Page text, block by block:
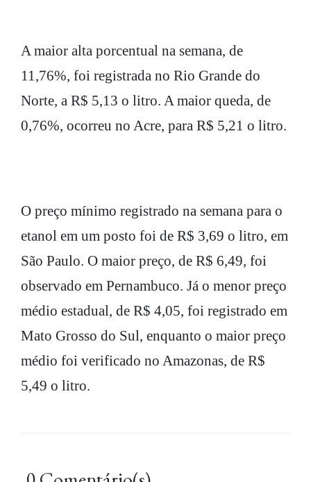
A maior alta porcentual na semana, de
11,76%, foi registrada no Rio Grande do
Norte, a R$ 5,13 o litro. A maior queda, de
0,76%, ocorreu no Acre, para R$ 5,21 o litro.
O preço mínimo registrado na semana para o
etanol em um posto foi de R$ 3,69 o litro, em
São Paulo. O maior preço, de R$ 6,49, foi
observado em Pernambuco. Já o menor preço
médio estadual, de R$ 4,05, foi registrado em
Mato Grosso do Sul, enquanto o maior preço
médio foi verificado no Amazonas, de R$
5,49 o litro.